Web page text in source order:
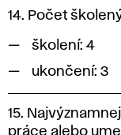
14. Počet
školení: 4
ukončení: 3
15.
práce alebo